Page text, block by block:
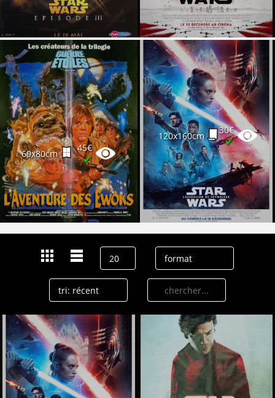
60x80cm
45€
✔
120x160cm
30€
✔